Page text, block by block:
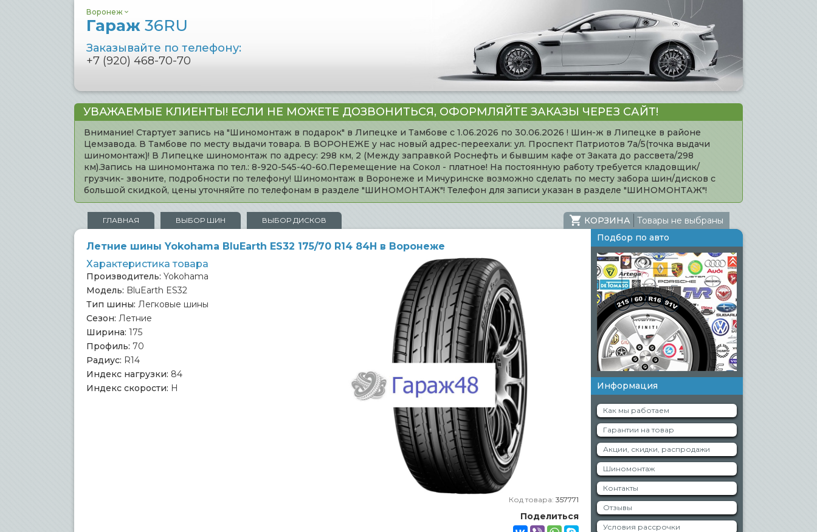
Воронеж
Гараж 36RU
Заказывайте по телефону:
+7 (920) 468-70-70
УВАЖАЕМЫЕ КЛИЕНТЫ! ЕСЛИ НЕ МОЖЕТЕ ДОЗВОНИТЬСЯ, ОФОРМЛЯЙТЕ ЗАКАЗЫ ЧЕРЕЗ САЙТ!
Внимание! Стартует запись на "Шиномонтаж в подарок" в Липецке и Тамбове с 1.06.2026 по 30.06.2026 ! Шин-ж в Липецке в районе
Цемзавода. В Тамбове по месту выдачи товара. В ВОРОНЕЖЕ у нас новый адрес-переехали: ул. Проспект Патриотов 7а/5(точка выдачи
шиномонтаж)! В Липецке шиномонтаж по адресу: 298 км, 2 (Между заправкой Роснефть и бывшим кафе от Заката до рассвета/298
км).Запись на шиномонтажа по тел.: 8-920-545-40-60.Перемещение на Сокол - платное! На постоянную работу требуется кладовщик/
грузчик- звоните, подробности по телефону! Шиномонтаж в Воронеже и Мичуринске возможно сделать по месту забора шин/дисков с
большой скидкой, цены уточняйте по телефонам в разделе "ШИНОМОНТАЖ"! Телефон для записи указан в разделе "ШИНОМОНТАЖ"!
ГЛАВНАЯ ВЫБОР ШИН ВЫБОР ДИСКОВ КОРЗИНА Товары не выбраны
Летние шины Yokohama BluEarth ES32 175/70 R14 84H в Воронеже
Характеристика товара
Производитель: Yokohama
Модель: BluEarth ES32
Тип шины: Легковые шины
Сезон: Летние
Ширина: 175
Профиль: 70
Радиус: R14
Индекс нагрузки: 84
Индекс скорости: H
Код товара: 357771
Поделиться
Подбор по авто
Информация
Как мы работаем
Гарантии на товар
Акции, скидки, распродажи
Шиномонтаж
Контакты
Отзывы
Условия рассрочки